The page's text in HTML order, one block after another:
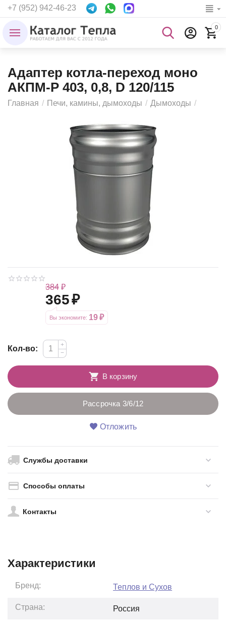
+7 (952) 942-46-23
0
Адаптер котла-переход моно
АКПМ-Р 403, 0,8, D 120/115
Главная / Печи, камины, дымоходы / Дымоходы /
384 ₽
365₽
Вы экономите: 19₽
Кол-во:
+
−
В корзину
Рассрочка 3/6/12
Отложить
Службы доставки
Способы оплаты
Контакты
Характеристики
Бренд: Теплов и Сухов
Страна: Россия